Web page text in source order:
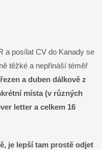
a posílat CV do Kanady se
těžké a nepřináší téměř
a duben dálkově z
místa (v různých
letter a celkem 16
je lepší tam prostě odjet